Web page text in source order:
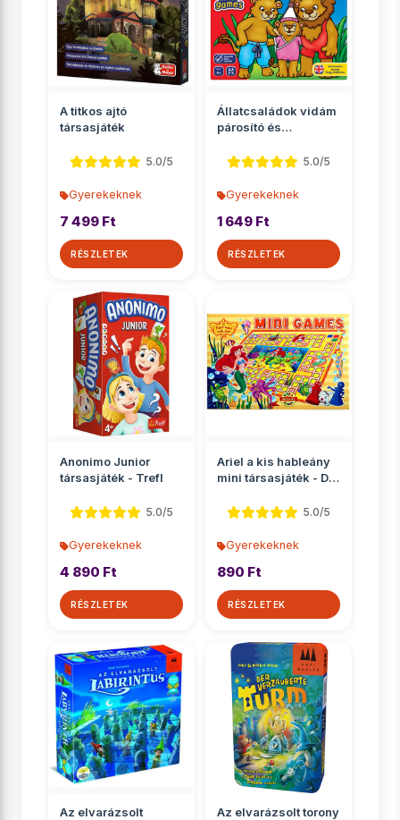
A titkos ajtó
társasjáték
5.0/5
Gyerekeknek
7 499 Ft
RÉSZLETEK
Állatcsaládok vidám
párosító és
5.0/5
Gyerekeknek
1 649 Ft
RÉSZLETEK
Anonimo Junior
társasjáték - Trefl
5.0/5
Gyerekeknek
4 890 Ft
RÉSZLETEK
Ariel a kis hableány
mini társasjáték - D-
5.0/5
Gyerekeknek
890 Ft
RÉSZLETEK
Az elvarázsolt Az elvarázsolt torony